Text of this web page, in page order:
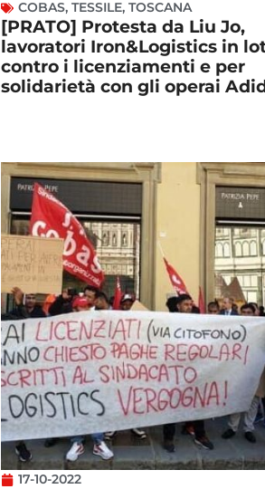
COBAS, TESSILE, TOSCANA
[PRATO] Protesta da Liu Jo,
lavoratori Iron&Logistics in
contro i licenziamenti e per
solidarietà con gli operai
17-10-2022